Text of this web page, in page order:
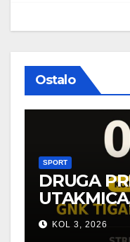
Ostalo
SPORT
DRUGA
POBJEDA
KOL 3, 2026